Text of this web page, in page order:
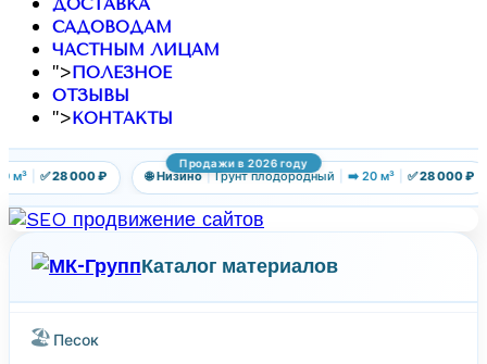
САДОВОДАМ
ЧАСТНЫМ ЛИЦАМ
">ПОЛЕЗНОЕ
ОТЗЫВЫ
">КОНТАКТЫ
Продажи в 2026 году
| ✅ 28 000 ₽ 🌐 Низино | Грунт плодородный | ➡️ 20 м³ | ✅ 28 000 ₽
Каталог материалов
🏖️ Песок